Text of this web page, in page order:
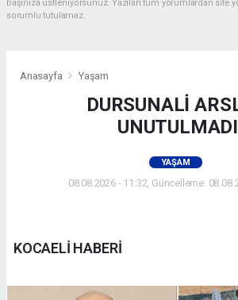
başınıza üstleniyorsunuz. Yazılan tüm yorumlardan
sorumlu tutulamaz.
Anasayfa Yaşam
DURSUNALİ
UNUTULMADI
YAŞAM
08.08.2026 - 11:32, Güncelleme:
KOCAELİ HABERİ